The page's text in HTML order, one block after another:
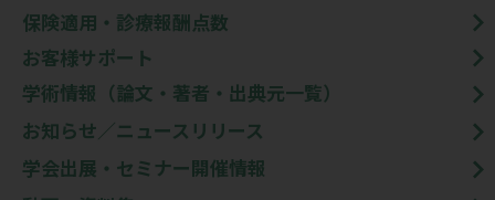
保険適用・診療報酬点数
お客様サポート
学術情報（論文・著者・出典元一覧）
お知らせ／ニュースリリース
学会出展・セミナー開催情報